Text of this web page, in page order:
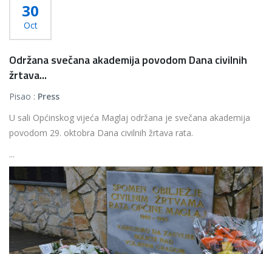
30
Oct
Održana svečana akademija povodom Dana civilnih
žrtava...
Pisao : Press
U sali Općinskog vijeća Maglaj održana je svečana akademija
povodom 29. oktobra Dana civilnih žrtava rata.
...